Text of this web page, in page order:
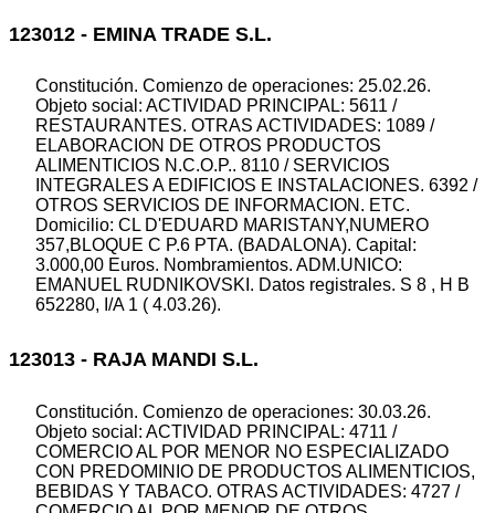
123012 - EMINA TRADE S.L.
Constitución. Comienzo de operaciones: 25.02.26.
Objeto social: ACTIVIDAD PRINCIPAL: 5611 /
RESTAURANTES. OTRAS ACTIVIDADES: 1089 /
ELABORACION DE OTROS PRODUCTOS
ALIMENTICIOS N.C.O.P.. 8110 / SERVICIOS
INTEGRALES A EDIFICIOS E INSTALACIONES. 6392 /
OTROS SERVICIOS DE INFORMACION. ETC.
Domicilio: CL D'EDUARD MARISTANY,NUMERO
357,BLOQUE C P.6 PTA. (BADALONA). Capital:
3.000,00 Euros. Nombramientos. ADM.UNICO:
EMANUEL RUDNIKOVSKI. Datos registrales. S 8 , H B
652280, I/A 1 ( 4.03.26).
123013 - RAJA MANDI S.L.
Constitución. Comienzo de operaciones: 30.03.26.
Objeto social: ACTIVIDAD PRINCIPAL: 4711 /
COMERCIO AL POR MENOR NO ESPECIALIZADO
CON PREDOMINIO DE PRODUCTOS ALIMENTICIOS,
BEBIDAS Y TABACO. OTRAS ACTIVIDADES: 4727 /